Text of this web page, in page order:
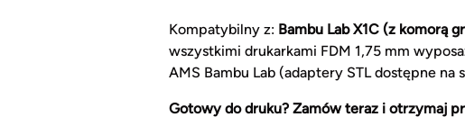
Kompatybilny z: Bambu Lab X1C (z komorą
wszystkimi drukarkami FDM 1,75 mm
AMS Bambu Lab (adaptery STL dostępne na
Gotowy do druku? Zamów teraz i otrzymaj